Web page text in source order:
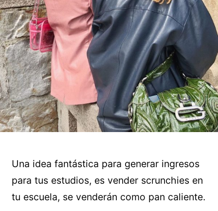
Una idea fantástica para generar ingresos
para tus estudios, es vender scrunchies en
tu escuela, se venderán como pan caliente.